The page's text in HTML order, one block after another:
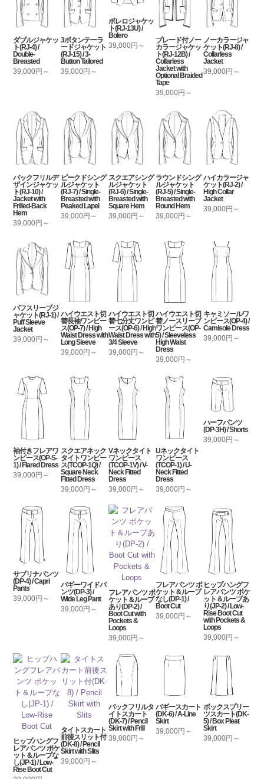
ダブルジャケッ
ト(RJ-4) /
Double-
Breasted
39,000円～
3ボタンテーラ
ードジャケット
(RJ-15) / 3-
Button Tailored
39,000円～
ボレロジャケッ
ト(RJ-13U) /
Bolero
39,000円～
ブレード付ノー
カラージャケッ
ト(RJ-12B) /
Collarless
Jacket with
Optional Braided
Tape
39,000円～
ノーカラージャ
ケット(RJ-8) /
Collarless
Jacket
39,000円～
バックフリルデ
ザインジャケッ
ト(RJ-10) /
Jacket with
Frilled-Back
Hem
39,000円～
ピークドシング
ルジャケット
(RJ-7) / Single-
Breasted with
Peaked Lapel
39,000円～
スクエアシング
ルジャケット
(RJ-6) / Single-
Breasted with
Square Hem
39,000円～
ラウンドシング
ルジャケット
(RJ-5) / Single-
Breasted with
Round Hem
39,000円～
ハイカラージャ
ケット(RJ-2) /
High Collar
Jacket
39,000円～
パフスリーブジ
ャケット(RJ-1) /
Puff Sleeve
Jacket
39,000円～
ハイウエスト切
替長袖ワンピー
ス(OP-7) / High
Waist Dress with
Long Sleeve
39,000円～
ハイウエスト切
替七分丈ワンピ
ース(OP-6) / High
Waist Dress with
3/4 Sleeve
39,000円～
ハイウエスト切
替ノースリーブ
ワンピース(OP-
5) / Sleeveless
High Waist
Dress
39,000円～
キャミソールワ
ンピース(OP-4) /
Camisole Dress
39,000円～
袖付きフレアワ
ンピース(OP-S-
1) / Flared Dress
39,000円～
スクエアネック
タイトワンピー
ス(TCOP-1Q) /
Square Neck
Fitted Dress
39,000円～
Vネックタイト
ワンピース
(TCOP-1V) / V-
Neck Fitted
Dress
39,000円～
Uネックタイト
ワンピース
(TCOP-1) / U-
Neck Fitted
Dress
39,000円～
ハーフパンツ
(DP-3H) / Shorts
39,000円～
サブリナパンツ
(DP-4) / Capri
Pants
39,000円～
バギーワイドパ
ンツ(DP-3) /
Wide Leg Pant
39,000円～
フレアパンツ ポ
ケット＆ループ
あり(DP-2) /
Boot Cut with
Pockets &
Loops
39,000円～
フレアパンツ ポ
ケット＆ループ
なし(DP-1) /
Boot Cut
39,000円～
ヒップハングフ
レアパンツ ポケ
ット＆ループあ
り(JP-2) / Low-
Rise Boot Cut
with Pockets &
Loops
39,000円～
ヒップハングフ
レアパンツ ポケ
ット＆ループな
し(JP-1) / Low-
Rise Boot Cut
タイトスカート
前後スリット付
(DK-8) / Pencil
Skirt with Slits
39,000円～
バックフリルタ
イトスカート
(DK-7) / Pencil
Skirt with Frill
39,000円～
バギースカート
(DK-6) / A-Line
Skirt
39,000円～
ボックスプリー
ツスカート(DK-
5) / Box Pleat
Skirt
39,000円～